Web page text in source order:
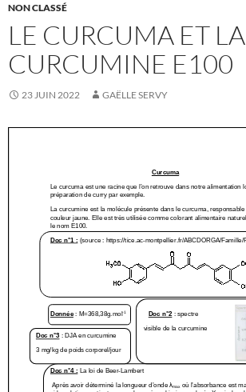
NON CLASSÉ
LE CURCUMA ET LA
CURCUMINE E100
23 JUIN 2022 GAËLLE SERVY